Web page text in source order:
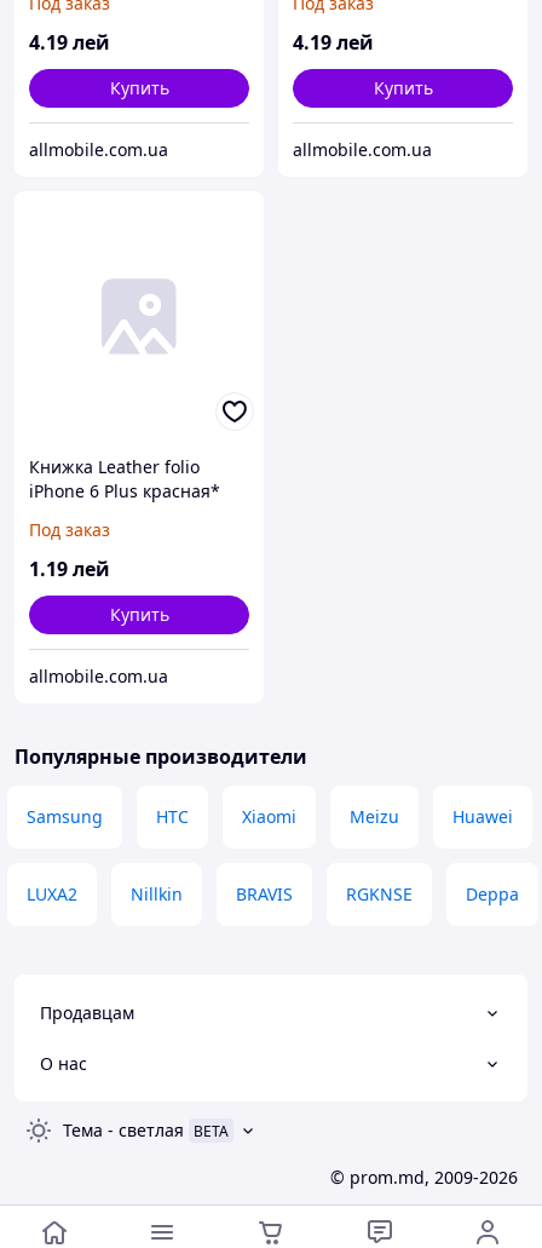
4.19лей
Купить
allmobile.com.ua
4.19лей
Купить
allmobile.com.ua
Книжка Leather folio
iPhone 6 Plus красная*
Под заказ
1.19лей
Купить
allmobile.com.ua
Популярные производители
Samsung HTC Xiaomi Meizu Huawei
LUXA2 Nillkin BRAVIS RGKNSE Deppa
Продавцам
О нас
Тема - светлая BETA
© prom.md, 2009-2026